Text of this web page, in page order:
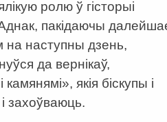
ролю ў гісторыі
пакідаючы
на наступны дзень,
да вернікаў,
якія біскупы і
захоўваюць.